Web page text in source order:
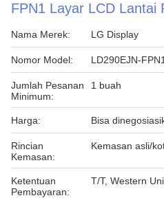
FPN1 Layar LCD Lantai
Nama Merek: LG Display
Nomor Model: LD290EJN-FPN1
Jumlah Pesanan
Minimum:
1 buah
Harga: Bisa
Rincian
Kemasan:
Kemasan asli/
Ketentuan
Pembayaran:
T/T, Western